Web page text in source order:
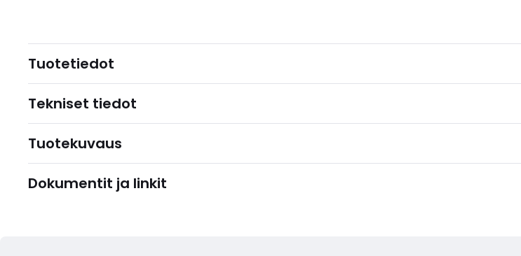
Tuotetiedot
Tekniset tiedot
Tuotekuvaus
Dokumentit ja linkit